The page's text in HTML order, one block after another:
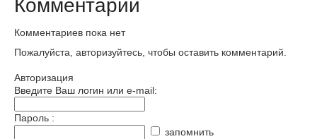
Комментарии
Комментариев пока нет
Пожалуйста, авторизуйтесь, чтобы оставить комментарий.
Авторизация
Введите Ваш логин или e-mail:
Пароль :
запомнить